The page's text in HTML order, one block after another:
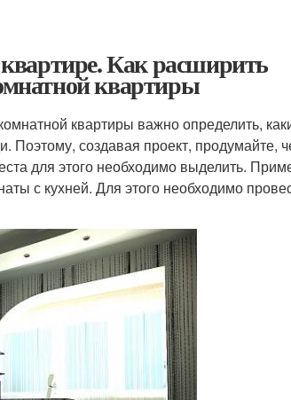
Как расширить
квартиры
квартиры важно определить,
Поэтому, создавая проект, продумайте,
для этого необходимо выделить.
с кухней. Для этого необходимо